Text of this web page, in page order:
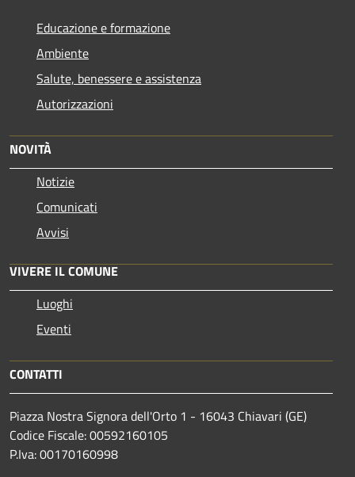
Educazione e formazione
Ambiente
Salute, benessere e assistenza
Autorizzazioni
NOVITÀ
Notizie
Comunicati
Avvisi
VIVERE IL COMUNE
Luoghi
Eventi
CONTATTI
Piazza Nostra Signora dell'Orto 1 - 16043 Chiavari (GE)
Codice Fiscale: 00592160105
P.Iva: 00170160998